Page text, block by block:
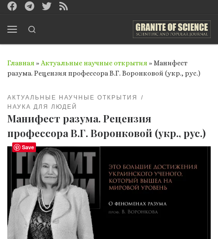
Перейти к содержимому
Главная » Актуальные научные открытия » Манифест
разума. Рецензия профессора В.Г. Воронковой (укр., рус.)
АКТУАЛЬНЫЕ НАУЧНЫЕ ОТКРЫТИЯ
НАУКА ДЛЯ ЛЮДЕЙ
Манифест разума. Рецензия
профессора В.Г. Воронковой (укр., рус.)
Save